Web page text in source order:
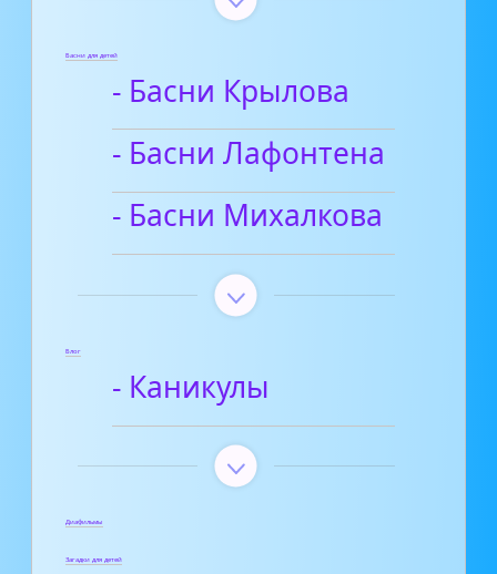
Басни для детей
- Басни Крылова
- Басни Лафонтена
- Басни Михалкова
Блог
- Каникулы
Диафильмы
Загадки для детей